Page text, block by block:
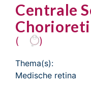
Centrale
( )
Thema(s):
Medische retina